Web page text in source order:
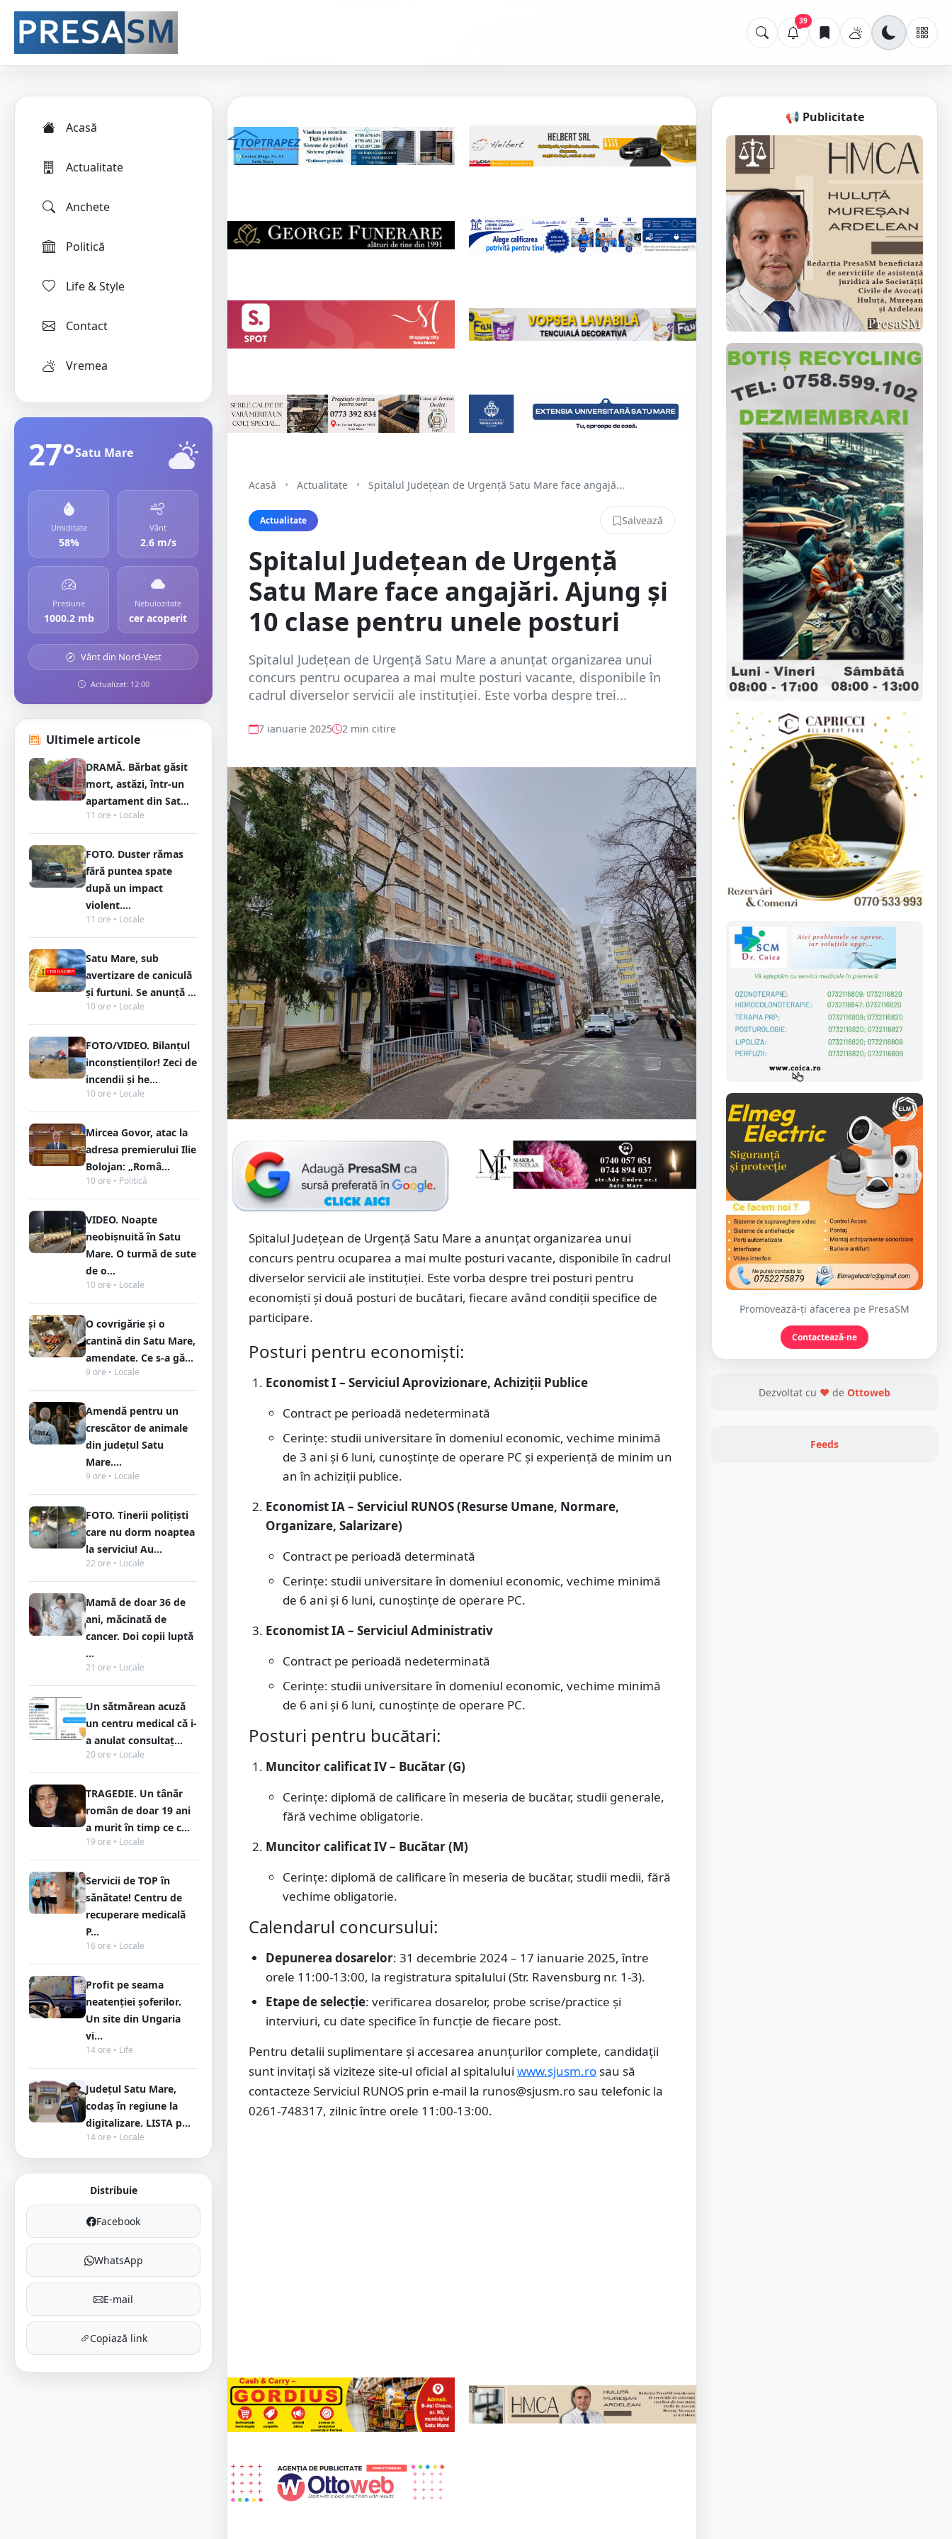
39
Acasă
Actualitate
Anchete
Politică
Life & Style
Contact
Vremea
27°Satu Mare
Umiditate
58%
Vânt
2.6 m/s
Presiune
1000.2 mb
Nebulozitate
cer acoperit
Vânt din Nord-Vest
Actualizat: 12:00
Ultimele articole
DRAMĂ. Bărbat găsit
mort, astăzi, într-un
apartament din Sat...
11 ore • Locale
FOTO. Duster rămas
fără puntea spate
după un impact
violent....
11 ore • Locale
Satu Mare, sub
avertizare de caniculă
și furtuni. Se anunță ...
10 ore • Locale
FOTO/VIDEO. Bilanțul
inconștienților! Zeci de
incendii și he...
10 ore • Locale
Mircea Govor, atac la
adresa premierului Ilie
Bolojan: „Româ...
10 ore • Politică
VIDEO. Noapte
neobișnuită în Satu
Mare. O turmă de sute
de o...
10 ore • Locale
O covrigărie și o
cantină din Satu Mare,
amendate. Ce s-a gă...
9 ore • Locale
Amendă pentru un
crescător de animale
din județul Satu
Mare....
9 ore • Locale
FOTO. Tinerii polițiști
care nu dorm noaptea
la serviciu! Au...
22 ore • Locale
Mamă de doar 36 de
ani, măcinată de
cancer. Doi copii luptă
...
21 ore • Locale
Un sătmărean acuză
un centru medical că i-
a anulat consultaț...
20 ore • Locale
TRAGEDIE. Un tânăr
român de doar 19 ani
a murit în timp ce c...
19 ore • Locale
Servicii de TOP în
sănătate! Centru de
recuperare medicală
P...
16 ore • Locale
Profit pe seama
neatenției șoferilor.
Un site din Ungaria
vi...
14 ore • Life
Județul Satu Mare,
codaș în regiune la
digitalizare. LISTA p...
14 ore • Locale
Distribuie
Facebook
WhatsApp
E-mail
Copiază link
Acasă • Actualitate • Spitalul Județean de Urgență Satu Mare face angajă...
Actualitate Salvează
Spitalul Județean de Urgență
Satu Mare face angajări. Ajung și
10 clase pentru unele posturi
Spitalul Județean de Urgență Satu Mare a anunțat organizarea unui
concurs pentru ocuparea a mai multe posturi vacante, disponibile în
cadrul diverselor servicii ale instituției. Este vorba despre trei...
7 ianuarie 2025 2 min citire
Spitalul Județean de Urgență Satu Mare a anunțat organizarea unui
concurs pentru ocuparea a mai multe posturi vacante, disponibile în cadrul
diverselor servicii ale instituției. Este vorba despre trei posturi pentru
economiști și două posturi de bucătari, fiecare având condiții specifice de
participare.
Posturi pentru economiști:
Economist I – Serviciul Aprovizionare, Achiziții Publice
Contract pe perioadă nedeterminată
Cerințe: studii universitare în domeniul economic, vechime minimă
de 3 ani și 6 luni, cunoștințe de operare PC și experiență de minim un
an în achiziții publice.
Economist IA – Serviciul RUNOS (Resurse Umane, Normare,
Organizare, Salarizare)
Contract pe perioadă determinată
Cerințe: studii universitare în domeniul economic, vechime minimă
de 6 ani și 6 luni, cunoștințe de operare PC.
Economist IA – Serviciul Administrativ
Contract pe perioadă nedeterminată
Cerințe: studii universitare în domeniul economic, vechime minimă
de 6 ani și 6 luni, cunoștințe de operare PC.
Posturi pentru bucătari:
Muncitor calificat IV – Bucătar (G)
Cerințe: diplomă de calificare în meseria de bucătar, studii generale,
fără vechime obligatorie.
Muncitor calificat IV – Bucătar (M)
Cerințe: diplomă de calificare în meseria de bucătar, studii medii, fără
vechime obligatorie.
Calendarul concursului:
Depunerea dosarelor: 31 decembrie 2024 – 17 ianuarie 2025, între
orele 11:00-13:00, la registratura spitalului (Str. Ravensburg nr. 1-3).
Etape de selecție: verificarea dosarelor, probe scrise/practice și
interviuri, cu date specifice în funcție de fiecare post.
Pentru detalii suplimentare și accesarea anunțurilor complete, candidații
sunt invitați să viziteze site-ul oficial al spitalului www.sjusm.ro sau să
contacteze Serviciul RUNOS prin e-mail la runos@sjusm.ro sau telefonic la
0261-748317, zilnic între orele 11:00-13:00.
📢 Publicitate
Promovează-ți afacerea pe PresaSM
Contactează-ne
Dezvoltat cu ❤ de Ottoweb
Feeds